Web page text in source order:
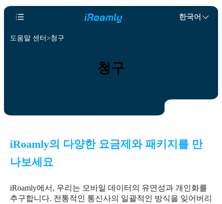
한국어
도움말 센터 청구
청구
iRoamly의 다양한 요금제와 패키지를 만
나보세요
iRoamly에서, 우리는 모바일 데이터의 유연성과 개인화를
추구합니다. 전통적인 통신사의 일괄적인 방식을 잊어버리